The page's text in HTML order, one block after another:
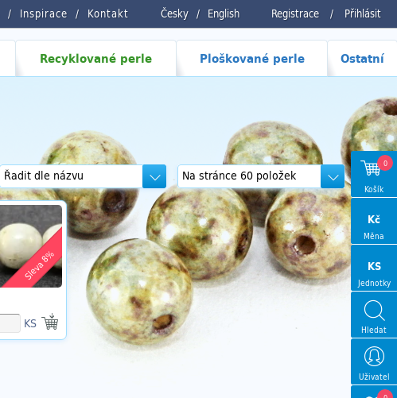
Registrace / Přihlásit
Česky / English
Inspirace Kontakt
Recyklované perle Ploškované perle Ostatní
Sleva 8%
KS
0
Košík
Kč
Měna
KS
Jednotky
Hledat
Uživatel